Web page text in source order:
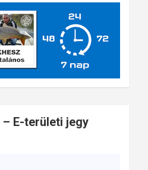
– E-területi jegy